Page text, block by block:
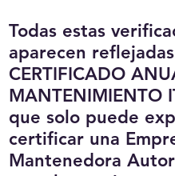
Todas estas
aparecen
CERTIFICADO
MANTENIMIENTO
que solo puede
certificar una
Mantenedora